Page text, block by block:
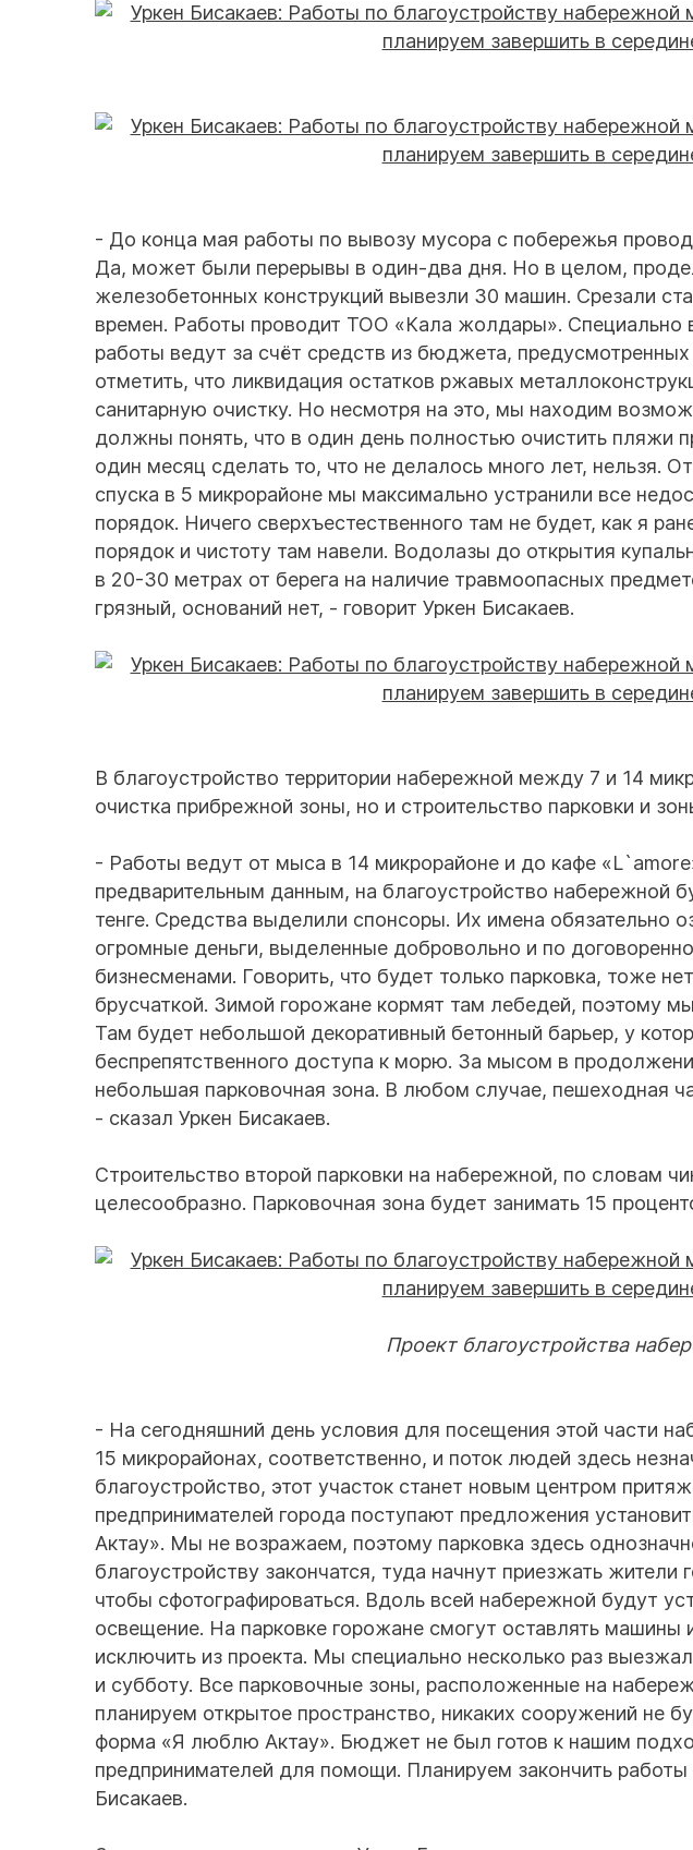
- До конца мая работы по вывозу мусора с побережья
Да, может были перерывы в один-два дня. Но в целом,
железобетонных конструкций вывезли 30 машин. Срезали
времен. Работы проводит ТОО «Кала жолдары». Специально
работы ведут за счёт средств из бюджета,
отметить, что ликвидация остатков ржавых
санитарную очистку. Но несмотря на это, мы находим
должны понять, что в один день полностью очистить пляжи
один месяц сделать то, что не делалось много лет, нельзя.
спуска в 5 микрорайоне мы максимально устранили все
порядок. Ничего сверхъестественного там не будет, как я
порядок и чистоту там навели. Водолазы до открытия
в 20-30 метрах от берега на наличие травмоопасных
грязный, оснований нет, - говорит Уркен Бисакаев.
В благоустройство территории набережной между 7 и 14
очистка прибрежной зоны, но и строительство парковки и
- Работы ведут от мыса в 14 микрорайоне и до кафе
предварительным данным, на благоустройство набережной
тенге. Средства выделили спонсоры. Их имена обязательно
огромные деньги, выделенные добровольно и по
бизнесменами. Говорить, что будет только парковка, тоже
брусчаткой. Зимой горожане кормят там лебедей, поэтому
Там будет небольшой декоративный бетонный барьер, у
беспрепятственного доступа к морю. За мысом в
небольшая парковочная зона. В любом случае, пешеходная
- сказал Уркен Бисакаев.
Строительство второй парковки на набережной, по словам
целесообразно. Парковочная зона будет занимать 15
Проект благоустройства
- На сегодняшний день условия для посещения этой части
15 микрорайонах, соответственно, и поток людей здесь
благоустройство, этот участок станет новым центром
предпринимателей города поступают предложения
Актау». Мы не возражаем, поэтому парковка здесь
благоустройству закончатся, туда начнут приезжать
чтобы сфотографироваться. Вдоль всей набережной будут
освещение. На парковке горожане смогут оставлять
исключить из проекта. Мы специально несколько раз
и субботу. Все парковочные зоны, расположенные на
планируем открытое пространство, никаких сооружений не
форма «Я люблю Актау». Бюджет не был готов к нашим
предпринимателей для помощи. Планируем закончить
Бисакаев.